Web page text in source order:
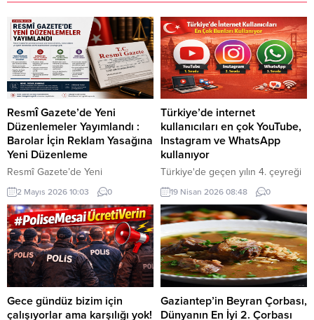
Resmî Gazete’de Yeni
Düzenlemeler Yayımlandı :
Barolar İçin Reklam Yasağına
Yeni Düzenleme
Resmî Gazete’de Yeni
Düzenlemeler Yayımlandı 2 Mayıs
2026 tarihli Resmî Gazete’de
yayımlanan kararlar ile kamu
yönetimi, hukuk sistemi ve eğitim
alanlarında önemli düzenlemeler
yürürlüğe girdi. Yapılan
değişiklikler; idari yapıların
güncellenmesi, meslek
kurallarının netleştirilmesi ve
üniversite sistemine yönelik yeni
2 Mayıs 2026 10:03 0
Türkiye’de internet
kullanıcıları en çok YouTube,
Instagram ve WhatsApp
kullanıyor
Türkiye'de geçen yılın 4. çeyreği
itibarıyla toplam internet trafiğinde
en yüksek paya sahip uygulama
yüzde 44,3 ile YouTube olurken
bu dönemde anlık mesajlaşmada
Instagram yüzde 64,1, internet
üzerinden sesli konuşmada ise
WhatsApp yüzde 55,9 ile ilk
sırada yer aldı.
19 Nisan 2026 08:48 0
Gece gündüz bizim için
çalışıyorlar ama karşılığı yok!
Gaziantep’in Beyran Çorbası,
Dünyanın En İyi 2. Çorbası